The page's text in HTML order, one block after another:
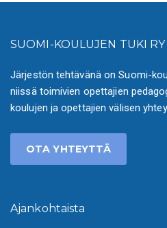
SUOMI-KOULUJEN TUKI RY
Järjestön tehtävänä on Suomi-
niissä toimivien opettajien
koulujen ja opettajien välisen
OTA YHTEYTTÄ
Ajankohtaista